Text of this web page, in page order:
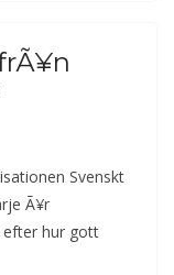
Svenskt
Ã¥r
efter hur gott